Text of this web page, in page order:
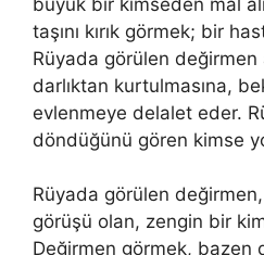
taşını kırık görmek; bir
Rüyada görülen değirmen
darlıktan kurtulmasına,
evlenmeye delalet eder.
döndüğünü gören kimse
Rüyada görülen
görüşü olan, zengin bir
Değirmen görmek, bazen